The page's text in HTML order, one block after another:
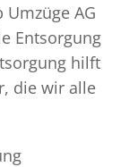
AG
Entsorgung
hilft
die wir alle